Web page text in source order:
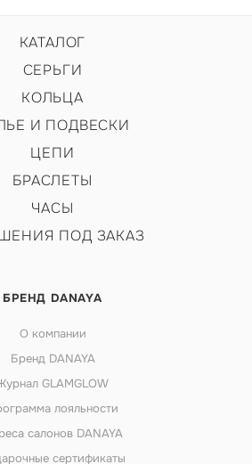
КАТАЛОГ
СЕРЬГИ
КОЛЬЦА
И ПОДВЕСКИ
ЦЕПИ
БРАСЛЕТЫ
ЧАСЫ
ПОД ЗАКАЗ
БРЕНД DANAYA
О компании
Бренд DANAYA
GLAMGLOW
лояльности
салонов DANAYA
сертификаты